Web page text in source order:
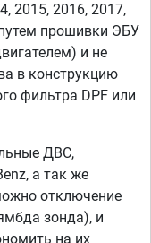
2015, 2016, 2017,
прошивки ЭБУ
и не
в конструкцию
фильтра DPF или
ДВС,
а так же
отключение
зонда), и
на их